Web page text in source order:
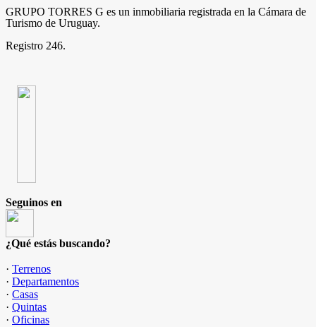
GRUPO TORRES G es un inmobiliaria registrada en la Cámara de
Turismo de Uruguay.
Registro 246.
Seguinos en
¿Qué estás buscando?
· Terrenos
· Departamentos
· Casas
· Quintas
· Oficinas